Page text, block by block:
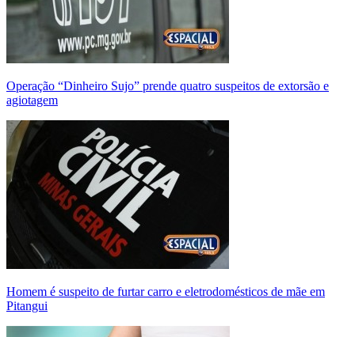
Operação “Dinheiro Sujo” prende quatro suspeitos de extorsão e
agiotagem
Homem é suspeito de furtar carro e eletrodomésticos de mãe em
Pitangui